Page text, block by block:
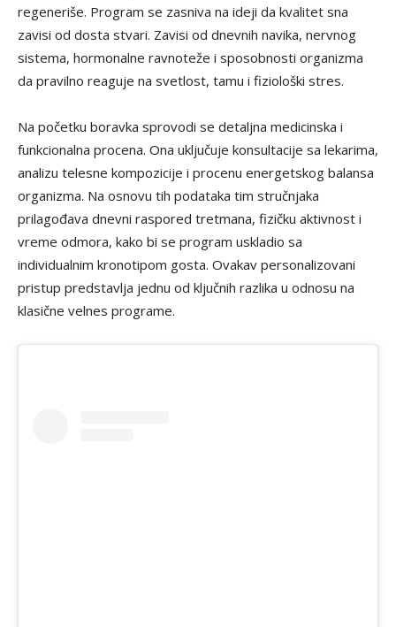
regeneriše. Program se zasniva na ideji da kvalitet sna
zavisi od dosta stvari. Zavisi od dnevnih navika, nervnog
sistema, hormonalne ravnoteže i sposobnosti organizma
da pravilno reaguje na svetlost, tamu i fiziološki stres.
Na početku boravka sprovodi se detaljna medicinska i
funkcionalna procena. Ona uključuje konsultacije sa lekarima,
analizu telesne kompozicije i procenu energetskog balansa
organizma. Na osnovu tih podataka tim stručnjaka
prilagođava dnevni raspored tretmana, fizičku aktivnost i
vreme odmora, kako bi se program uskladio sa
individualnim kronotipom gosta. Ovakav personalizovani
pristup predstavlja jednu od ključnih razlika u odnosu na
klasične velnes programe.